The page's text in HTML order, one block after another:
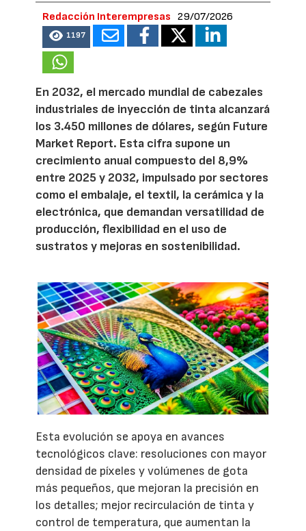
Redacción Interempresas 29/07/2026
1197
En 2032, el mercado mundial de cabezales
industriales de inyección de tinta alcanzará
los 3.450 millones de dólares, según Future
Market Report. Esta cifra supone un
crecimiento anual compuesto del 8,9%
entre 2025 y 2032, impulsado por sectores
como el embalaje, el textil, la cerámica y la
electrónica, que demandan versatilidad de
producción, flexibilidad en el uso de
sustratos y mejoras en sostenibilidad.
Esta evolución se apoya en avances
tecnológicos clave: resoluciones con mayor
densidad de píxeles y volúmenes de gota
más pequeños, que mejoran la precisión en
los detalles; mejor recirculación de tinta y
control de temperatura, que aumentan la